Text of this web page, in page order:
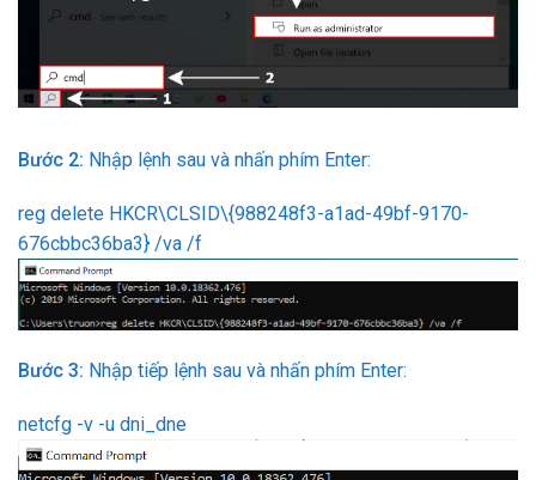
Bước 2: Nhập lệnh sau và nhấn phím Enter:
reg delete HKCR\CLSID\{988248f3-a1ad-49bf-9170-
676cbbc36ba3} /va /f
Bước 3: Nhập tiếp lệnh sau và nhấn phím Enter:
netcfg -v -u dni_dne